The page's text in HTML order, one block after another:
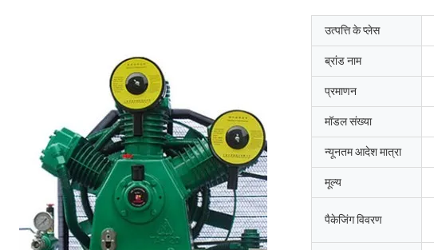
उत्पत्ति के प्लेस
ब्रांड नाम
प्रमाणन
मॉडल संख्या
न्यूनतम आदेश मात्रा
मूल्य
पैकेजिंग विवरण